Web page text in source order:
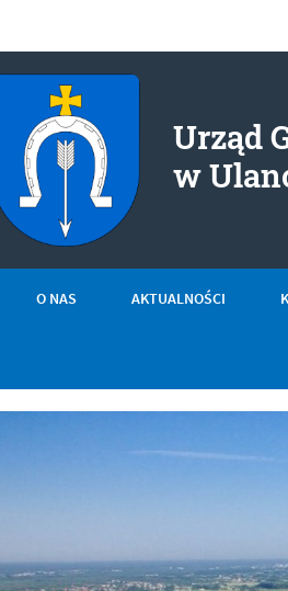
Urząd
w
O NAS AKTUALNOŚCI
Informacje